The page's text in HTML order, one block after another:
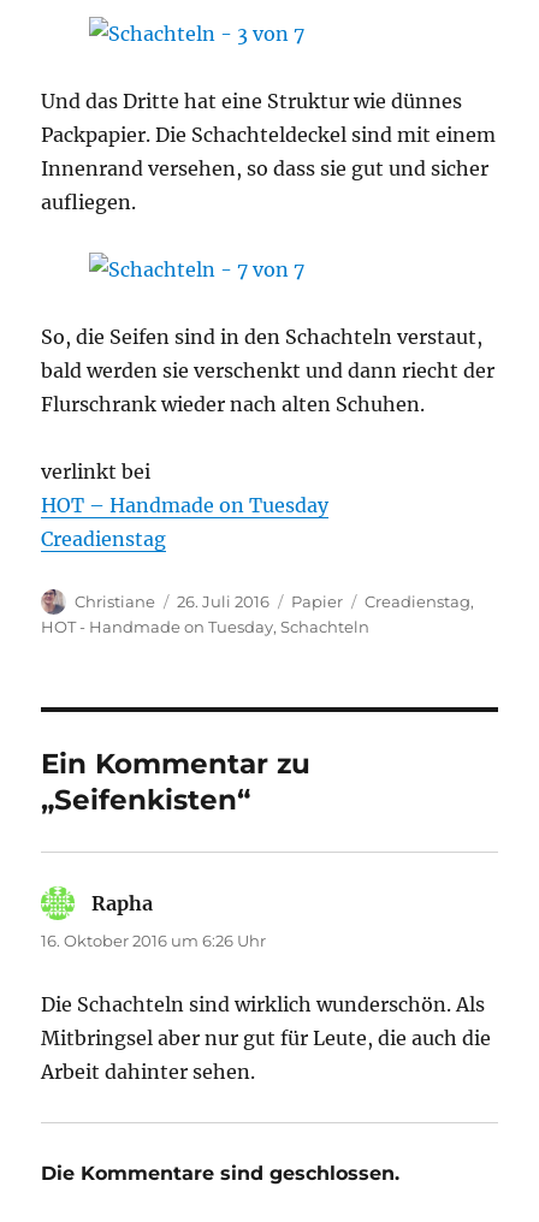
Und das Dritte hat eine Struktur wie dünnes
Packpapier. Die Schachteldeckel sind mit einem
Innenrand versehen, so dass sie gut und sicher
aufliegen.
So, die Seifen sind in den Schachteln verstaut,
bald werden sie verschenkt und dann riecht der
Flurschrank wieder nach alten Schuhen.
verlinkt bei
HOT – Handmade on Tuesday
Creadienstag
Autor
Christiane
Veröffentlicht
am
26. Juli 2016 Kategorien
Papier Schlagwörter
Creadienstag,
HOT - Handmade on Tuesday,Schachteln
Ein Kommentar zu
„Seifenkisten“
Rapha
16. Oktober 2016 um 6:26 Uhr
Die Schachteln sind wirklich wunderschön. Als
Mitbringsel aber nur gut für Leute, die auch die
Arbeit dahinter sehen.
Die Kommentare sind geschlossen.